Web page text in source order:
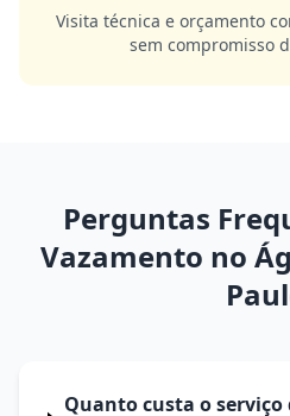
Visita técnica e orçamento
sem compromisso
Perguntas
Vazamento no
Quanto custa o serviço